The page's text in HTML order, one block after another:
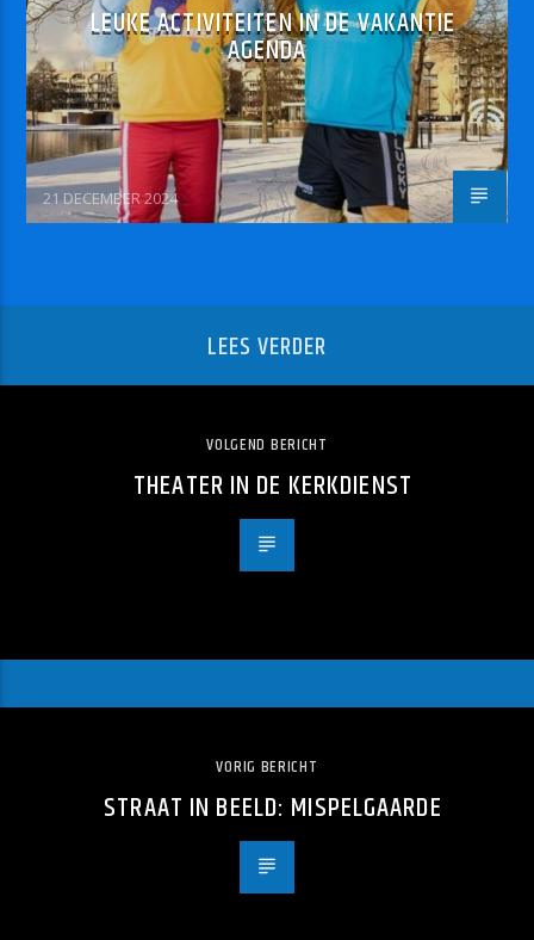
LEUKE ACTIVITEITEN IN DE VAKANTIE
AGENDA
21 DECEMBER 2024
LEES VERDER
VOLGEND BERICHT
THEATER IN DE KERKDIENST
VORIG BERICHT
STRAAT IN BEELD: MISPELGAARDE